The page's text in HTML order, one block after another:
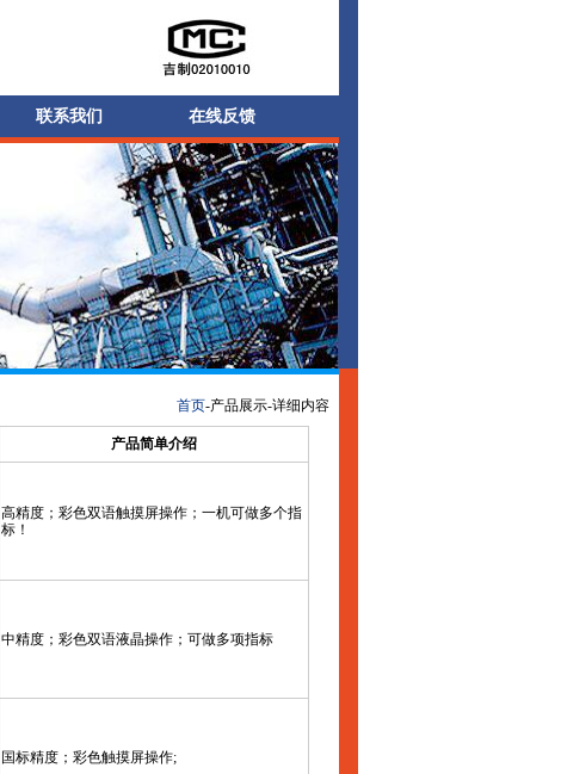
联系我们 在线反馈
首页-产品展示-详细内容
产品简单介绍
高精度；彩色双语触摸屏操作；一机可做多个指
标！
中精度；彩色双语液晶操作；可做多项指标
国标精度；彩色触摸屏操作;